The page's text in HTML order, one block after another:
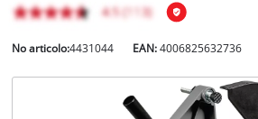
No articolo:4431044 EAN:4006825632736